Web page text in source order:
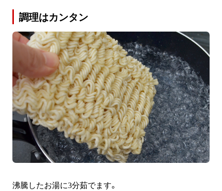
調理はカンタン
沸騰したお湯に3分茹でます。